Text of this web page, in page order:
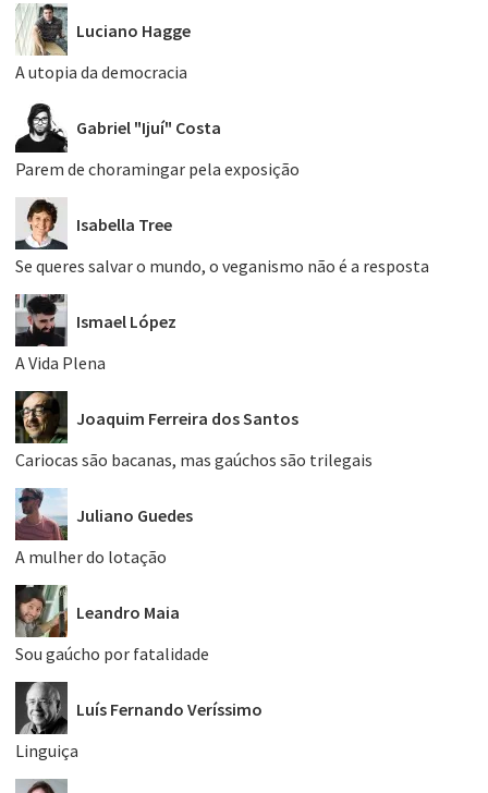
Luciano Hagge
A utopia da democracia
Gabriel "Ijuí" Costa
Parem de choramingar pela exposição
Isabella Tree
Se queres salvar o mundo, o veganismo não é a resposta
Ismael López
A Vida Plena
Joaquim Ferreira dos Santos
Cariocas são bacanas, mas gaúchos são trilegais
Juliano Guedes
A mulher do lotação
Leandro Maia
Sou gaúcho por fatalidade
Luís Fernando Veríssimo
Linguiça